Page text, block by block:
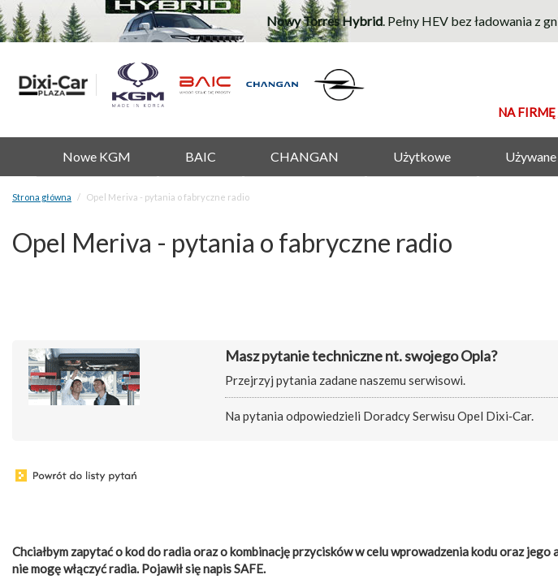
Nowy Torres Hybrid. Pełny HEV bez ładowania z
NA FIRMĘ
Nowe KGM BAIC CHANGAN Użytkowe Używane
Strona główna Opel Meriva - pytania o fabryczne radio
Opel Meriva - pytania o fabryczne radio
Masz pytanie techniczne nt. swojego Opla?
Przejrzyj pytania zadane naszemu serwisowi.
Na pytania odpowiedzieli Doradcy Serwisu Opel Dixi‑Car.
Chciałbym zapytać o kod do radia oraz o kombinację przycisków w celu wprowadzenia kodu oraz
nie mogę włączyć radia. Pojawił się napis SAFE.